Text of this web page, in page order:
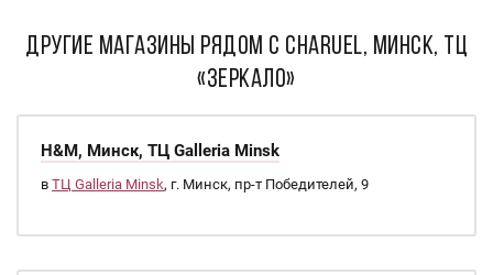
ДРУГИЕ МАГАЗИНЫ РЯДОМ С Charuel, Минск, ТЦ
«Зеркало»
H&M, Минск, ТЦ Galleria Minsk
в ТЦ Galleria Minsk, г. Минск, пр-т Победителей, 9